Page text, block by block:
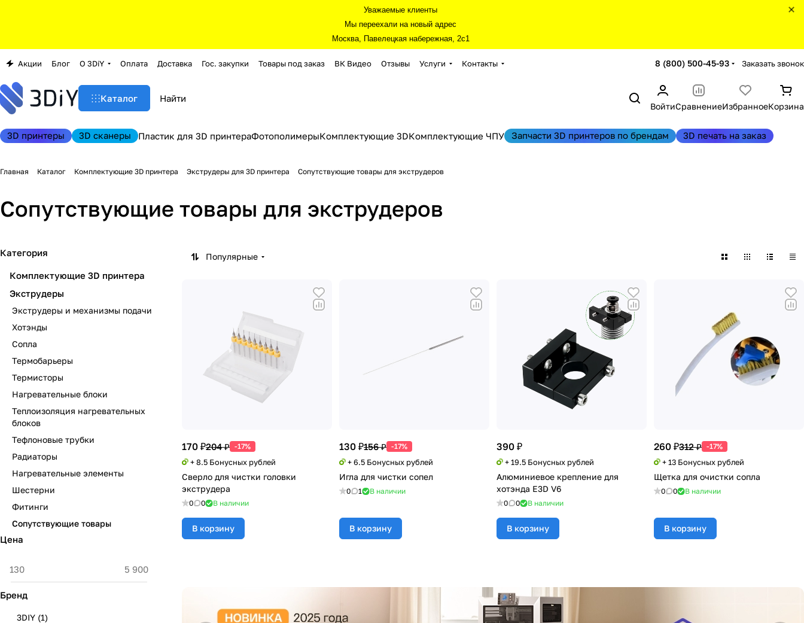
Уважаемые клиенты
Мы переехали на новый адрес
Москва, Павелецкая набережная, 2с1
Акции Блог О 3DiY Оплата Доставка Гос. закупки Товары под заказ ВК Видео Отзывы Услуги Контакты 8 (800) 500-45-93 Заказать звонок
Каталог
ВойтиСравнениеИзбранноеКорзина
3D принтеры 3D сканеры Пластик для 3D принтераФотополимерыКомплектующие 3DКомплектующие ЧПУ Запчасти 3D принтеров по брендам 3D печать на заказ
Главная Каталог Комплектующие 3D принтера Экструдеры для 3D принтера Сопутствующие товары для экструдеров
Сопутствующие товары для экструдеров
Популярные
170 ₽204 ₽ -17%
+ 8.5 Бонусных рублей
Сверло для чистки головки
экструдера
0 0 В наличии
В корзину
130 ₽156 ₽ -17%
+ 6.5 Бонусных рублей
Игла для чистки сопел
0 1 В наличии
В корзину
390 ₽
+ 19.5 Бонусных рублей
Алюминиевое крепление для
хотэнда E3D V6
0 0 В наличии
В корзину
260 ₽312 ₽ -17%
+ 13 Бонусных рублей
Щетка для очистки сопла
0 0 В наличии
В корзину
Категория
Комплектующие 3D принтера
Экструдеры
Экструдеры и механизмы подачи
Хотэнды
Сопла
Термобарьеры
Термисторы
Нагревательные блоки
Теплоизоляция нагревательных
блоков
Тефлоновые трубки
Радиаторы
Нагревательные элементы
Шестерни
Фитинги
Сопутствующие товары
Цена
Бренд
3DIY (1)